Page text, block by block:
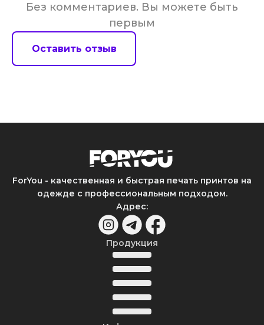
Без комментариев. Вы можете быть
первым
Оставить отзыв
ForYou - качественная и быстрая печать принтов на
одежде с профессиональным подходом.
Адрес:
Продукция